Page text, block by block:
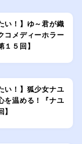
い！】ゆ～君が織
コメディーホラー
１５回】
い！】狐少女ナユ
を温める！『ナユ